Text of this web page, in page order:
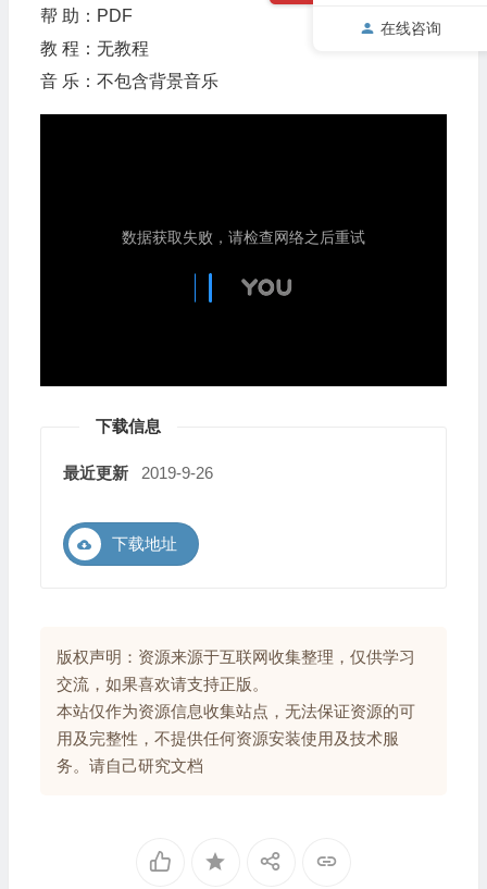
帮 助：PDF
教 程：无教程
音 乐：不包含背景音乐
下载信息
最近更新 2019-9-26
下载地址
版权声明：资源来源于互联网收集整理，仅供学习
交流，如果喜欢请支持正版。
本站仅作为资源信息收集站点，无法保证资源的可
用及完整性，不提供任何资源安装使用及技术服
务。请自己研究文档
在线咨询